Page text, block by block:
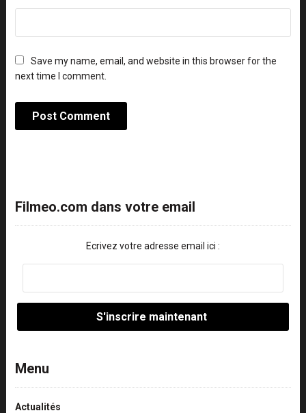
Save my name, email, and website in this browser for the
next time I comment.
Filmeo.com dans votre email
Ecrivez votre adresse email ici :
Menu
Actualités